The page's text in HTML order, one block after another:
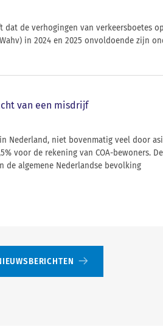
de verhogingen van verkeersboetes
in 2024 en 2025 onvoldoende zijn
van een misdrijf
Nederland, niet bovenmatig veel door
voor de rekening van COA-bewoners.
algemene Nederlandse bevolking